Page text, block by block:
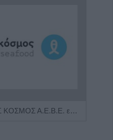
Η εταιρεία ΘΑΛΑΣΣΙΟΣ ΚΟΣΜΟΣ Α.Ε.Β.Ε. επιθυμεί να προσλάβει Αποθηκάριο